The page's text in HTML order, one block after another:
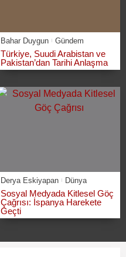
Bahar Duygun Gündem
Türkiye, Suudi Arabistan ve
Pakistan’dan Tarihi Anlaşma
Derya Eskiyapan Dünya
Sosyal Medyada Kitlesel Göç
Çağrısı: İspanya Harekete
Geçti